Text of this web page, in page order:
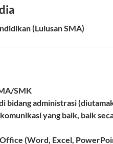
(Lulusan SMA)
SMK
bidang administrasi
yang baik, baik
(Word, Excel,